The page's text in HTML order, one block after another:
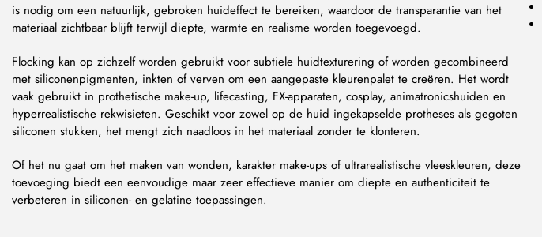
is nodig om een natuurlijk, gebroken huideffect te bereiken, waardoor de transparantie van het
materiaal zichtbaar blijft terwijl diepte, warmte en realisme worden toegevoegd.
Flocking kan op zichzelf worden gebruikt voor subtiele huidtexturering of worden gecombineerd
met siliconenpigmenten, inkten of verven om een aangepaste kleurenpalet te creëren. Het wordt
vaak gebruikt in prothetische make-up, lifecasting, FX-apparaten, cosplay, animatronicshuiden en
hyperrealistische rekwisieten. Geschikt voor zowel op de huid ingekapselde protheses als gegoten
siliconen stukken, het mengt zich naadloos in het materiaal zonder te klonteren.
Of het nu gaat om het maken van wonden, karakter make-ups of ultrarealistische vleeskleuren, deze
toevoeging biedt een eenvoudige maar zeer effectieve manier om diepte en authenticiteit te
verbeteren in siliconen- en gelatine toepassingen.